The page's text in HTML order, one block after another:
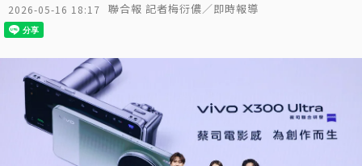
2026-05-16 18:17 聯合報 記者梅衍儂／即時報導